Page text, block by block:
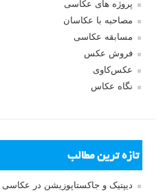
پروژه های عکاسی
مصاحبه با عکاسان
مسابقه عکاسی
فروش عکس
عکس‌کاوی
نگاه عکاس
تازه ترین مطالب
دیپتیک و جاکستا‌پوزیشن در عکاسی